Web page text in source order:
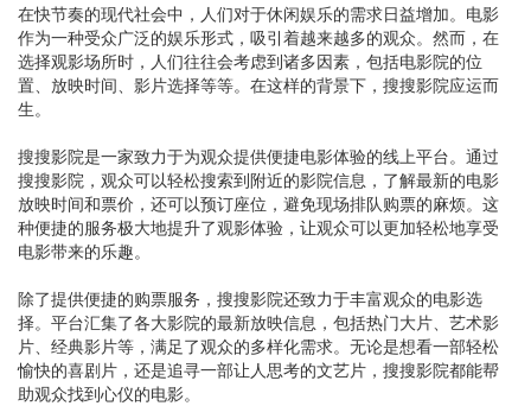
在快节奏的现代社会中，人们对于休闲娱乐的需求日益增加。电影
作为一种受众广泛的娱乐形式，吸引着越来越多的观众。然而，在
选择观影场所时，人们往往会考虑到诸多因素，包括电影院的位
置、放映时间、影片选择等等。在这样的背景下，搜搜影院应运而
生。
搜搜影院是一家致力于为观众提供便捷电影体验的线上平台。通过
搜搜影院，观众可以轻松搜索到附近的影院信息，了解最新的电影
放映时间和票价，还可以预订座位，避免现场排队购票的麻烦。这
种便捷的服务极大地提升了观影体验，让观众可以更加轻松地享受
电影带来的乐趣。
除了提供便捷的购票服务，搜搜影院还致力于丰富观众的电影选
择。平台汇集了各大影院的最新放映信息，包括热门大片、艺术影
片、经典影片等，满足了观众的多样化需求。无论是想看一部轻松
愉快的喜剧片，还是追寻一部让人思考的文艺片，搜搜影院都能帮
助观众找到心仪的电影。